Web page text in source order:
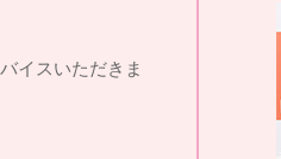
イスいただきま